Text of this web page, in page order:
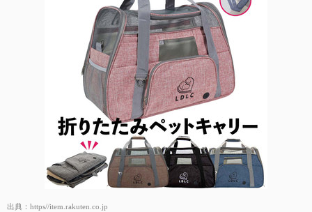
出典： https//item.rakuten.co.jp